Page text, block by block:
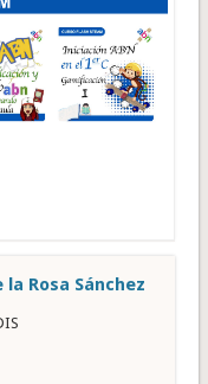
la Rosa Sánchez